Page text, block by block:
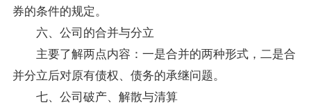
券的条件的规定。
六、公司的合并与分立
主要了解两点内容：一是合并的两种形式，二是合
并分立后对原有债权、债务的承继问题。
七、公司破产、解散与清算